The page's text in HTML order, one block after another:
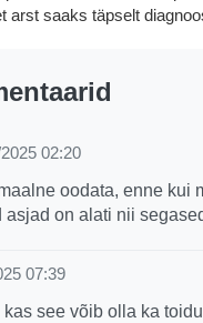
arst saaks täpselt
02:20
oodata, enne kui
asjad on alati nii
07:39
kas see võib olla ka